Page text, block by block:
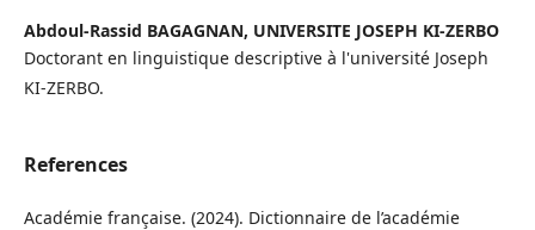
Abdoul-Rassid BAGAGNAN, UNIVERSITE JOSEPH KI-ZERBO
Doctorant en linguistique descriptive à l'université Joseph
KI-ZERBO.
References
Académie française. (2024). Dictionnaire de l’académie